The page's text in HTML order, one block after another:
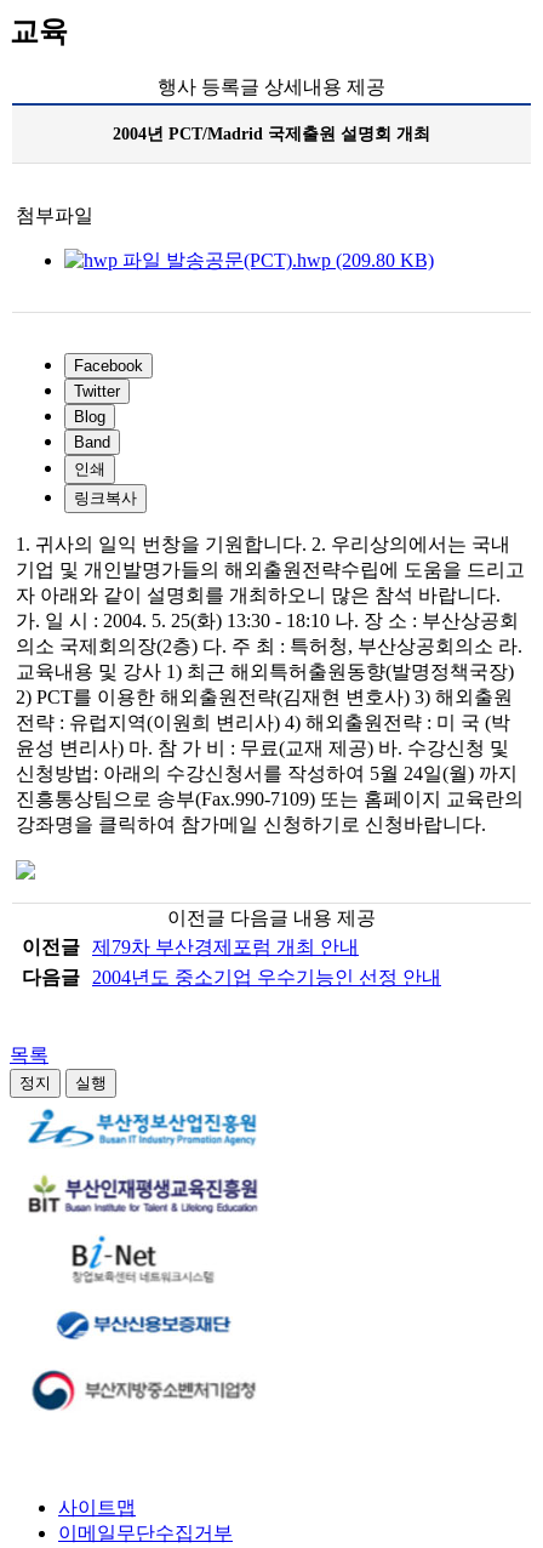
교육
행사 등록글 상세내용 제공
2004년 PCT/Madrid 국제출원 설명회 개최
첨부파일
발송공문(PCT).hwp (209.80 KB)
Facebook
Twitter
Blog
Band
인쇄
링크복사
1. 귀사의 일익 번창을 기원합니다. 2. 우리상의에서는 국내
기업 및 개인발명가들의 해외출원전략수립에 도움을 드리고
자 아래와 같이 설명회를 개최하오니 많은 참석 바랍니다.
가. 일 시 : 2004. 5. 25(화) 13:30 - 18:10 나. 장 소 : 부산상공회
의소 국제회의장(2층) 다. 주 최 : 특허청, 부산상공회의소 라.
교육내용 및 강사 1) 최근 해외특허출원동향(발명정책국장)
2) PCT를 이용한 해외출원전략(김재현 변호사) 3) 해외출원
전략 : 유럽지역(이원희 변리사) 4) 해외출원전략 : 미 국 (박
윤성 변리사) 마. 참 가 비 : 무료(교재 제공) 바. 수강신청 및
신청방법: 아래의 수강신청서를 작성하여 5월 24일(월) 까지
진흥통상팀으로 송부(Fax.990-7109) 또는 홈페이지 교육란의
강좌명을 클릭하여 참가메일 신청하기로 신청바랍니다.
이전글 다음글 내용 제공
이전글
제79차 부산경제포럼 개최 안내
다음글
2004년도 중소기업 우수기능인 선정 안내
목록
정지 실행
사이트맵
이메일무단수집거부